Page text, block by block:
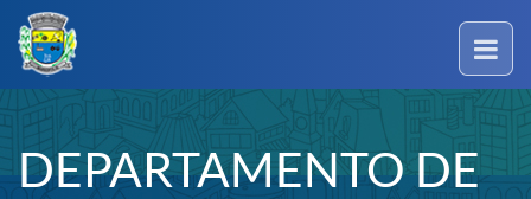
DEPARTAMENTO DE